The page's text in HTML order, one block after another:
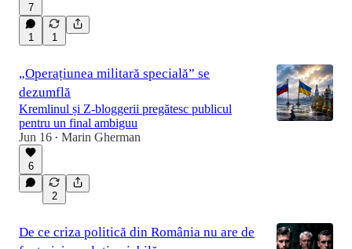
7
1 1
„Operațiunea militară specială” se
dezumflă
Kremlinul și Z-bloggerii pregătesc publicul
pentru un final ambiguu
Jun 16 • Marin Gherman
6
2
De ce criza politică din România nu are de